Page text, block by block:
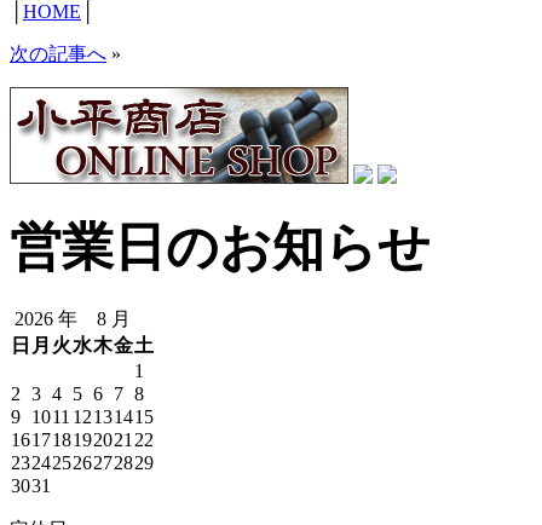
HOME
次の記事へ »
営業日のお知らせ
2026 年 8 月
日 月 火水木金土
1
2 3 4 5 6 7 8
9 1011 12131415
161718192021 22
23242526272829
3031